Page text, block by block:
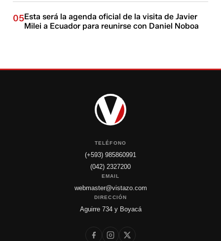
05Esta será la agenda oficial de la visita de Javier
Milei a Ecuador para reunirse con Daniel Noboa
TELÉFONO
(+593) 985860991
(042) 2327200
EMAIL
webmaster@vistazo.com
DIRECCIÓN
Aguirre 734 y Boyacá